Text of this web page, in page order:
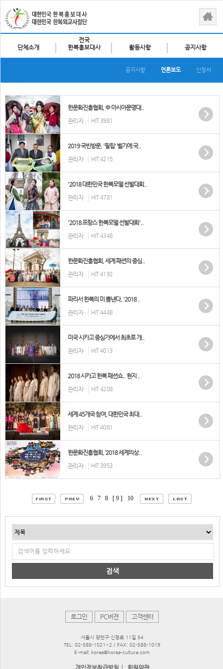
단체소개
전국
한복홍보대사
활동사항 공지사항
공지사항 언론보도 신청서
한문화진흥협회, 中 아시아문명대..
관리자
HIT 3981
2019 국빈방문, '필립' 벨기에 국..
관리자
HIT 4215
'2018 대한민국 한복모델 선발대회..
관리자
HIT 4781
'2018 프랑스 한복모델 선발대회'..
관리자
HIT 4348
한문화진흥협회, 세계 패션의 중심..
관리자
HIT 4192
파리서 한복의 미 뽐낸다, '2018 ..
관리자
HIT 4448
미국 시카고 중심가에서 최초로 개..
관리자
HIT 4013
2018 시카고 한복 패션쇼.. 현지 ..
관리자
HIT 4208
세계 45개국 참여, 대한민국 최대..
관리자
HIT 4081
한문화진흥협회, ‘2018 세계의상..
관리자
HIT 3953
6 7 8 [ 9 ] 10
검색
로그인 PC버젼 고객센터
서울시 양천구 신정로 11길 54
TEL: 02-588-1021~2 / FAX: 02-588-1019
E-mail: korea@korea-culture.com